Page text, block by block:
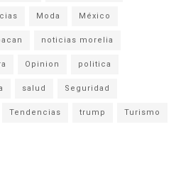
Moda México
noticias morelia
Opinion politica
salud Seguridad
Tendencias trump Turismo